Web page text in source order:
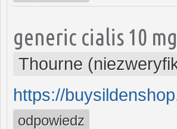
generic cialis 10 mg
Thourne
https://
odpowiedz